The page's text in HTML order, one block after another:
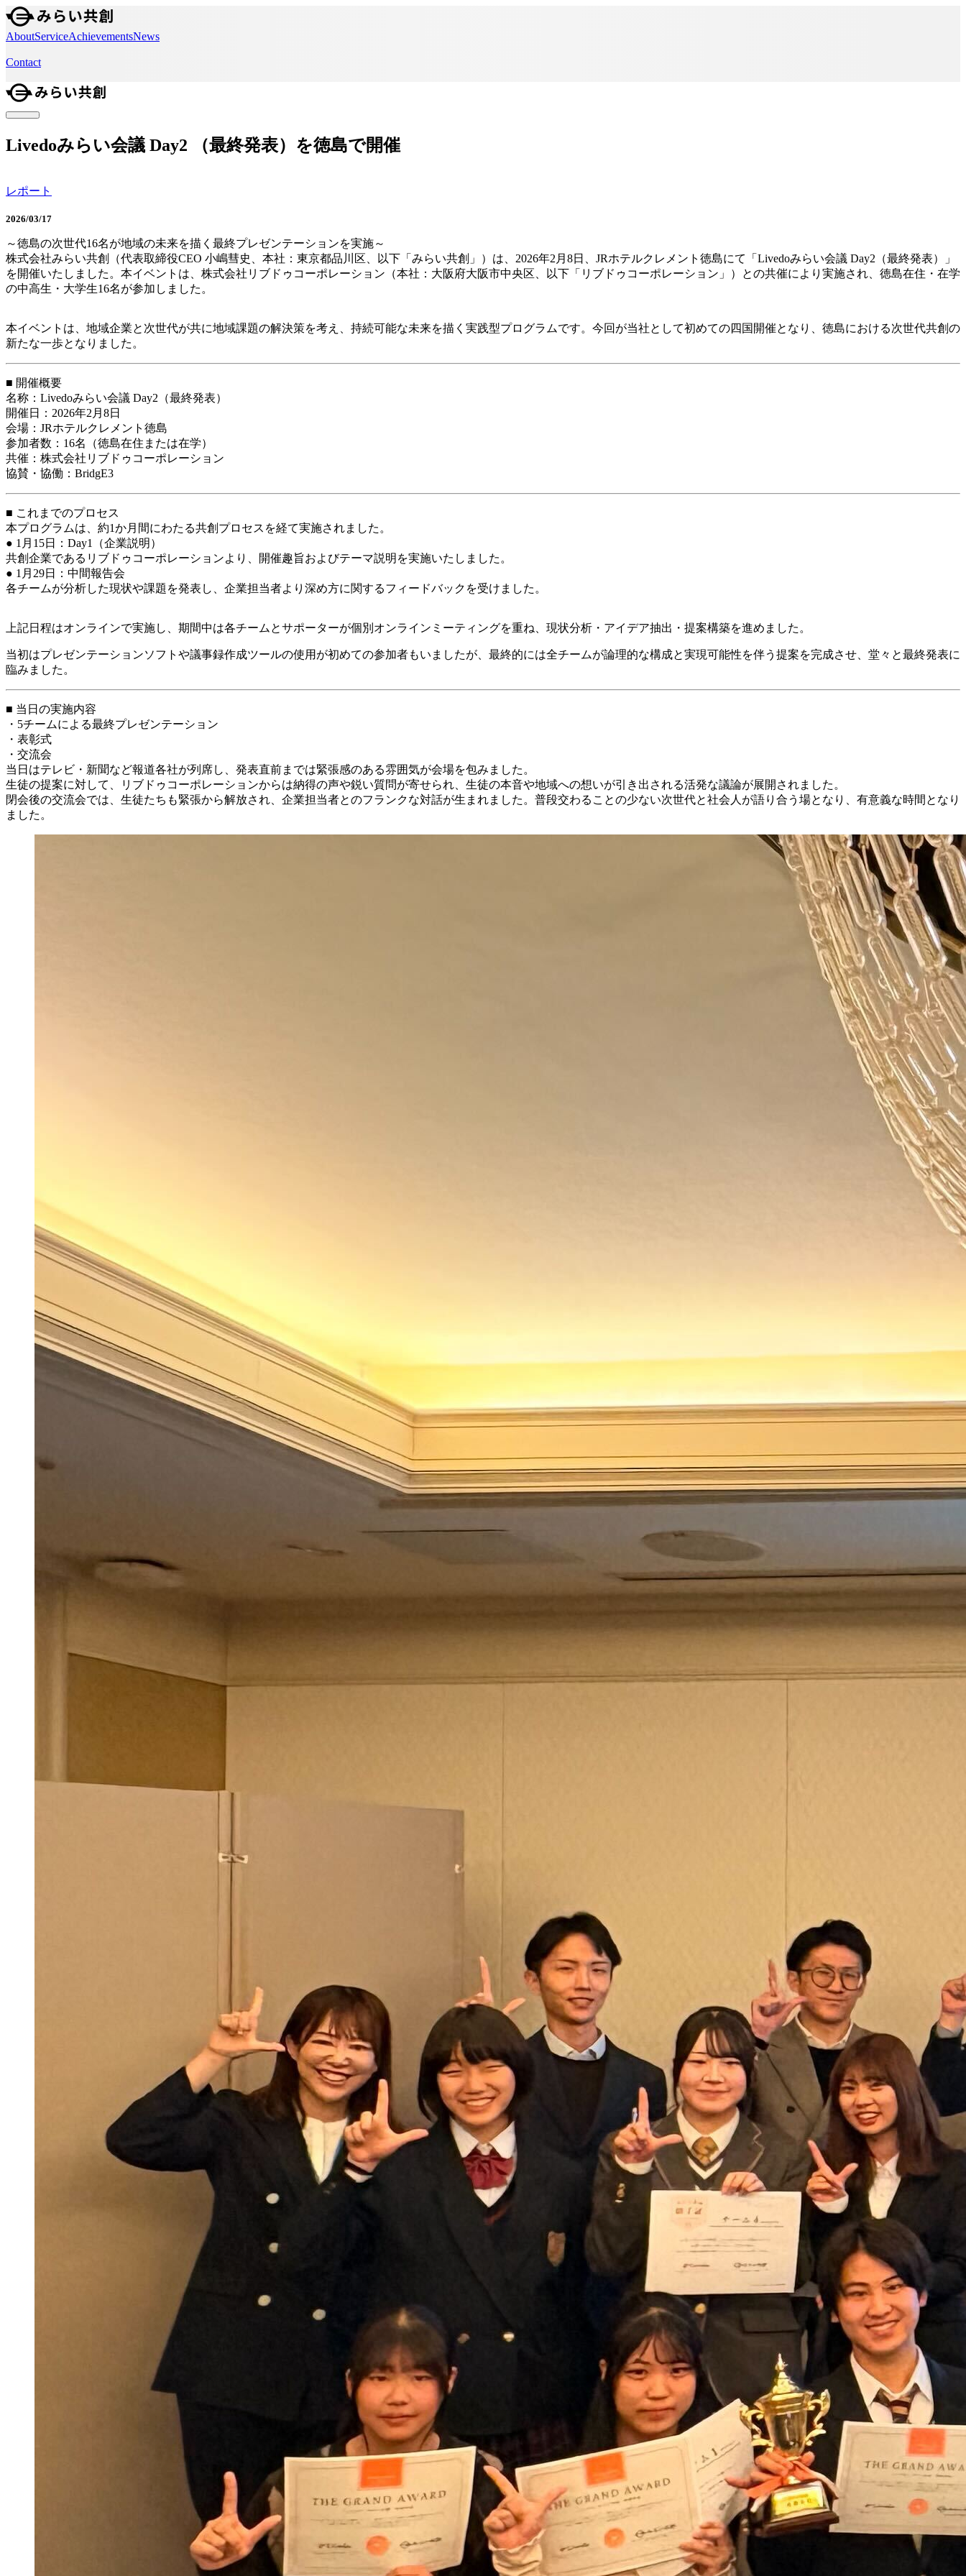
AboutServiceAchievementsNews
Contact
Livedoみらい会議 Day2 （最終発表）を徳島で開催
レポート
2026/03/17
～徳島の次世代16名が地域の未来を描く最終プレゼンテーションを実施～
株式会社みらい共創（代表取締役CEO 小嶋彗史、本社：東京都品川区、以下「みらい共創」）は、2026年2月8日、JRホテルクレメント徳島にて「Livedoみらい会議 Day2（最終発表）」
を開催いたしました。本イベントは、株式会社リブドゥコーポレーション（本社：大阪府大阪市中央区、以下「リブドゥコーポレーション」）との共催により実施され、徳島在住・在学
の中高生・大学生16名が参加しました。
本イベントは、地域企業と次世代が共に地域課題の解決策を考え、持続可能な未来を描く実践型プログラムです。今回が当社として初めての四国開催となり、徳島における次世代共創の
新たな一歩となりました。
■ 開催概要
名称：Livedoみらい会議 Day2（最終発表）
開催日：2026年2月8日
会場：JRホテルクレメント徳島
参加者数：16名（徳島在住または在学）
共催：株式会社リブドゥコーポレーション
協賛・協働：BridgE3
■ これまでのプロセス
本プログラムは、約1か月間にわたる共創プロセスを経て実施されました。
● 1月15日：Day1（企業説明）
共創企業であるリブドゥコーポレーションより、開催趣旨およびテーマ説明を実施いたしました。
● 1月29日：中間報告会
各チームが分析した現状や課題を発表し、企業担当者より深め方に関するフィードバックを受けました。
上記日程はオンラインで実施し、期間中は各チームとサポーターが個別オンラインミーティングを重ね、現状分析・アイデア抽出・提案構築を進めました。
当初はプレゼンテーションソフトや議事録作成ツールの使用が初めての参加者もいましたが、最終的には全チームが論理的な構成と実現可能性を伴う提案を完成させ、堂々と最終発表に
臨みました。
■ 当日の実施内容
・5チームによる最終プレゼンテーション
・表彰式
・交流会
当日はテレビ・新聞など報道各社が列席し、発表直前までは緊張感のある雰囲気が会場を包みました。
生徒の提案に対して、リブドゥコーポレーションからは納得の声や鋭い質問が寄せられ、生徒の本音や地域への想いが引き出される活発な議論が展開されました。
閉会後の交流会では、生徒たちも緊張から解放され、企業担当者とのフランクな対話が生まれました。普段交わることの少ない次世代と社会人が語り合う場となり、有意義な時間となり
ました。